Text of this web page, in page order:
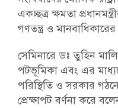
একচ্ছত্র ক্ষমতা
গণতন্ত্র ও
সেমিনারে ডঃ তুহিন
পটভূমিকা এবং এর
পরিস্থিতি ও সরকার
প্রেক্ষাপট বর্ণনা করে